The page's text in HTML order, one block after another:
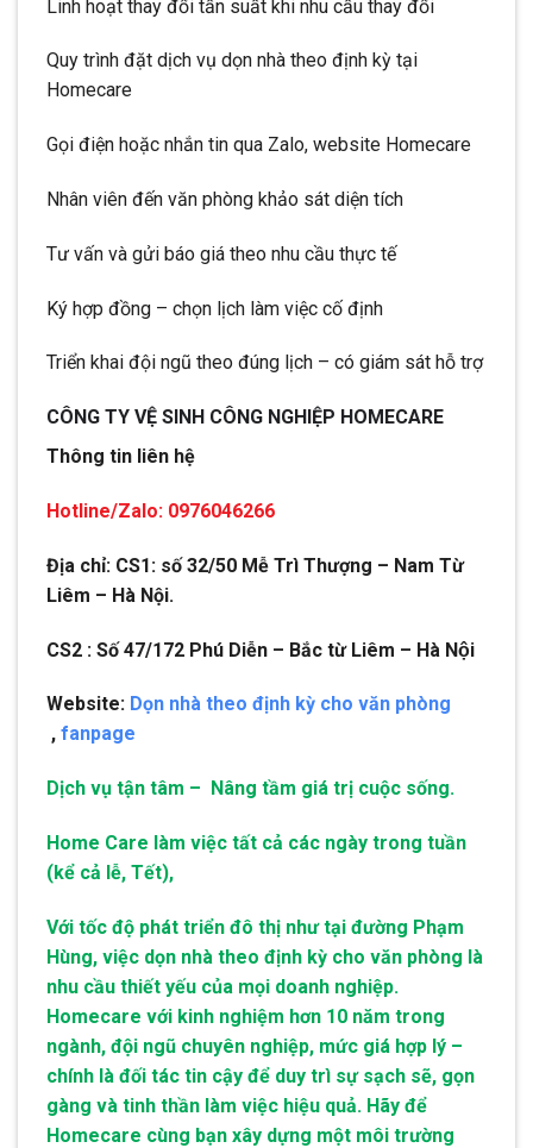
Linh hoạt thay đổi tần suất khi nhu cầu thay đổi
Quy trình đặt dịch vụ dọn nhà theo định kỳ tại
Homecare
Gọi điện hoặc nhắn tin qua Zalo, website Homecare
Nhân viên đến văn phòng khảo sát diện tích
Tư vấn và gửi báo giá theo nhu cầu thực tế
Ký hợp đồng – chọn lịch làm việc cố định
Triển khai đội ngũ theo đúng lịch – có giám sát hỗ trợ
CÔNG TY VỆ SINH CÔNG NGHIỆP HOMECARE
Thông tin liên hệ
Hotline/Zalo: 0976046266
Địa chỉ: CS1: số 32/50 Mễ Trì Thượng – Nam Từ
Liêm – Hà Nội.
CS2 : Số 47/172 Phú Diễn – Bắc từ Liêm – Hà Nội
Website: Dọn nhà theo định kỳ cho văn phòng
, fanpage
Dịch vụ tận tâm – Nâng tầm giá trị cuộc sống.
Home Care làm việc tất cả các ngày trong tuần
(kể cả lễ, Tết),
Với tốc độ phát triển đô thị như tại đường Phạm
Hùng, việc dọn nhà theo định kỳ cho văn phòng là
nhu cầu thiết yếu của mọi doanh nghiệp.
Homecare với kinh nghiệm hơn 10 năm trong
ngành, đội ngũ chuyên nghiệp, mức giá hợp lý –
chính là đối tác tin cậy để duy trì sự sạch sẽ, gọn
gàng và tinh thần làm việc hiệu quả. Hãy để
Homecare cùng bạn xây dựng một môi trường